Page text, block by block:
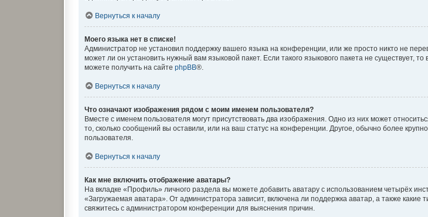
Вернуться к началу
Моего языка нет в списке!
Администратор не установил поддержку вашего языка на конференции, или же просто никто не
может ли он установить нужный вам языковой пакет. Если такого языкового пакета не
можете получить на сайтеphpBB®.
Вернуться к началу
Что означают изображения рядом с моим именем пользователя?
Вместе с именем пользователя могут присутствовать два изображения. Одно из них может
то, сколько сообщений вы оставили, или на ваш статус на конференции. Другое, обычно более
пользователя.
Вернуться к началу
Как мне включить отображение аватары?
На вкладке «Профиль» личного раздела вы можете добавить аватару с использованием четырёх
«Загружаемая аватара». От администратора зависит, включена ли поддержка аватар, а также
свяжитесь с администратором конференции для выяснения причин.